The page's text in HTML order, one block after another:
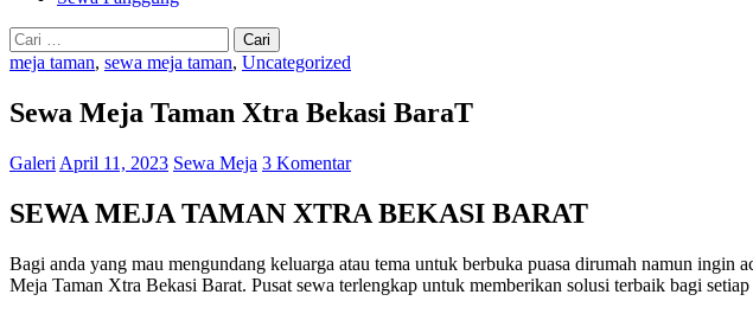
Cari
untuk:
meja taman, sewa meja taman, Uncategorized
Sewa Meja Taman Xtra Bekasi BaraT
Galeri April 11, 2023 Sewa Meja 3 Komentar
SEWA MEJA TAMAN XTRA BEKASI BARAT
Bagi anda yang mau mengundang keluarga atau tema untuk berbuka puasa dirumah namun
Meja Taman Xtra Bekasi Barat. Pusat sewa terlengkap untuk memberikan solusi terbaik bagi setiap